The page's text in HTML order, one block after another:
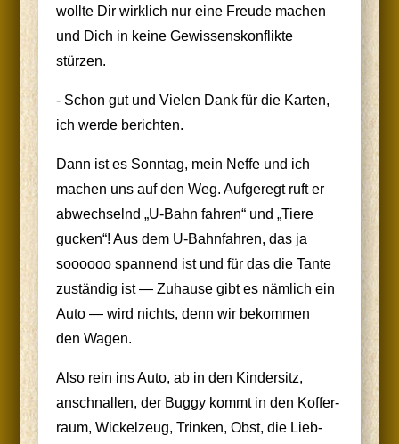
woll­te Dir wirk­lich nur eine Freu­de machen
und Dich in kei­ne Gewis­sens­kon­flik­te
stürzen.
- Schon gut und Vie­len Dank für die Kar­ten,
ich wer­de berichten.
Dann ist es Sonn­tag, mein Nef­fe und ich
machen uns auf den Weg. Auf­ge­regt ruft er
abwech­selnd „U‑Bahn fah­ren“ und „Tie­re
gucken“! Aus dem U‑Bahnfahren, das ja
soooooo span­nend ist und für das die Tan­te
zustän­dig ist — Zuhau­se gibt es näm­lich ein
Auto — wird nichts, denn wir bekom­men
den Wagen.
Also rein ins Auto, ab in den Kin­der­sitz,
anschnal­len, der Bug­gy kommt in den Kof­fer­
raum, Wickel­zeug, Trin­ken, Obst, die Lieb­